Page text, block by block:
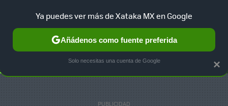
SELECCIÓN GAMING HOME AUTO TERRITORIO
×
Ya puedes ver más de Xataka MX en Google
Añádenos como fuente preferida
Solo necesitas una cuenta de Google